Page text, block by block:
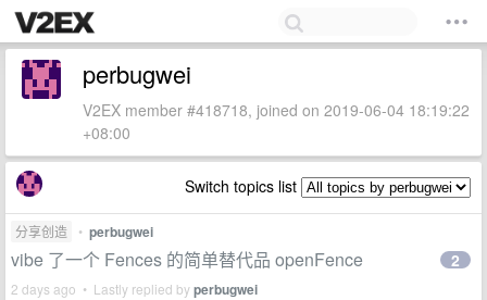
perbugwei
V2EX member #418718, joined on 2019-06-04 18:19:22
+08:00
Switch topics list
分享创造 • perbugwei
vibe 了一个 Fences 的简单替代品 openFence
2 days ago • Lastly replied byperbugwei
2